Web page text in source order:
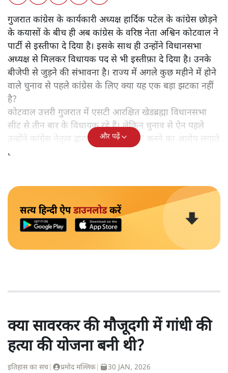
गुजरात कांग्रेस के कार्यकारी अध्यक्ष हार्दिक पटेल के कांग्रेस छोड़ने
के कयासों के बीच ही अब कांग्रेस के वरिष्ठ नेता अश्विन कोटवाल ने
पार्टी से इस्तीफा दे दिया है। इसके साथ ही उन्होंने विधानसभा
अध्यक्ष से मिलकर विधायक पद से भी इस्तीफ़ा दे दिया है। उनके
बीजेपी से जुड़ने की संभावना है। राज्य में अगले कुछ महीने में होने
वाले चुनाव से पहले कांग्रेस के लिए क्या यह एक बड़ा झटका नहीं
है?
कोटवाल उत्तरी गुजरात में एसटी आरक्षित खेडब्रह्मा विधानसभा
सीट से तीन बार के विधायक रहे हैं। लेकिन चुनाव से ऐन पहले
उन्होंने कांग्रेस नेतृत्व द्वारा उनकी 'अनदेखी' करने का आरोप लगाते
हुए पार्टी छोड़ दी।
और पढ़ें
सत्य हिन्दी ऐपडाउनलोडकरें
क्या सावरकर की मौजूदगी में गांधी की
हत्या की योजना बनी थी?
इतिहास का सच प्रमोद मल्लिक 30 JAN, 2026